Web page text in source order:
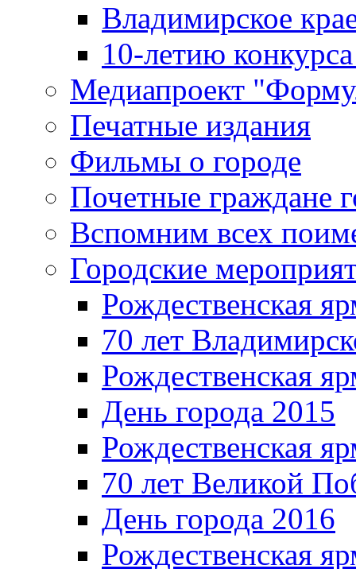
Владимирское
10-летию
Медиапроект
Печатные издания
Фильмы о городе
Почетные граждане
Вспомним всех
Городские
Рождественская
70 лет
Рождественская
День города 2015
Рождественская
70 лет Великой
День города 2016
Рождественская